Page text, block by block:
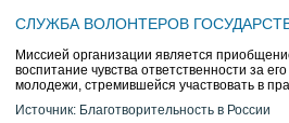
СЛУЖБА ВОЛОНТЕРОВ
Миссией организации является
воспитание чувства ответственности за
молодежи, стремившейся участвовать в
Источник: Благотворительность в России